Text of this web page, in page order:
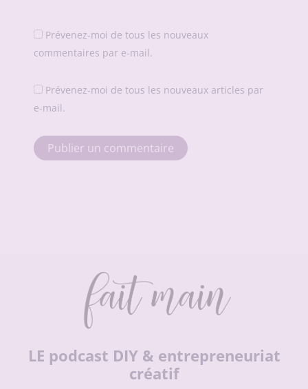
Prévenez-moi de tous les nouveaux
commentaires par e-mail.
Prévenez-moi de tous les nouveaux articles par
e-mail.
LE podcast DIY & entrepreneuriat
créatif